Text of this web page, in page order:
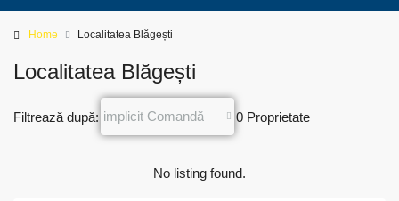
Home Localitatea Blăgești
Localitatea Blăgești
0 Proprietate
Filtrează după: implicit Comandă
No listing found.